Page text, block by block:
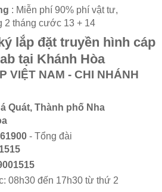
: Miễn phí 90% phí vật tư,
2 tháng cước 13 + 14
lắp đặt truyền hình cáp
tại Khánh Hòa
VIỆT NAM - CHI NHÁNH
Quát, Thành phố Nha
- Tổng đài
08h30 đến 17h30 từ thứ 2